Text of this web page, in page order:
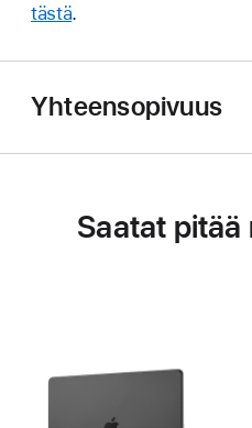
tästä.
Yhteensopivuus
Saatat